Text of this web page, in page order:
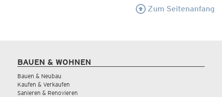
Zum Seitenanfang
BAUEN & WOHNEN
Bauen & Neubau
Kaufen & Verkaufen
Sanieren & Renovieren